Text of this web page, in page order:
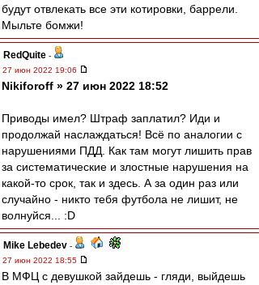
будут отвлекать все эти котировки, баррели.
Мыльте бомжи!
RedQuite -
27 июн 2022 19:06
Nikiforoff » 27 июн 2022 18:52
Приводы имел? Штраф заплатил? Иди и
продолжай наслаждаться! Всё по аналогии с
нарушениями ПДД. Как там могут лишить прав
за систематические и злостные нарушения на
какой-то срок, так и здесь. А за один раз или
случайно - никто тебя футбола не лишит, не
волнуйся... :D
Mike Lebedev -
27 июн 2022 18:55
В МФЦ с девушкой зайдешь - гляди, выйдешь